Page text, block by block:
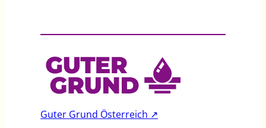
n
K
a
m
f
e
n
s
s
Guter Grund Österreich ↗